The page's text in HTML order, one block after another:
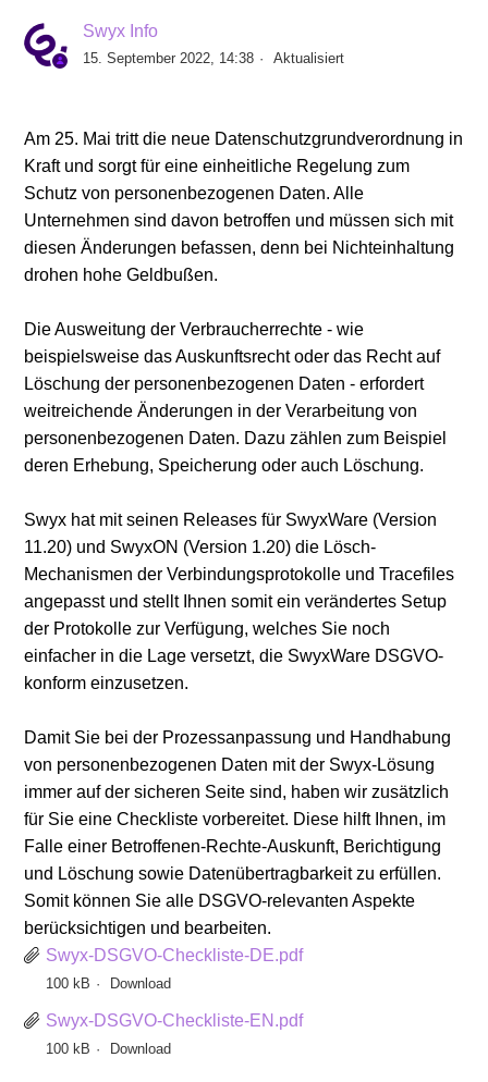
Swyx Info
15. September 2022, 14:38 Aktualisiert
Am 25. Mai tritt die neue Datenschutzgrundverordnung in
Kraft und sorgt für eine einheitliche Regelung zum
Schutz von personenbezogenen Daten. Alle
Unternehmen sind davon betroffen und müssen sich mit
diesen Änderungen befassen, denn bei Nichteinhaltung
drohen hohe Geldbußen.
Die Ausweitung der Verbraucherrechte - wie
beispielsweise das Auskunftsrecht oder das Recht auf
Löschung der personenbezogenen Daten - erfordert
weitreichende Änderungen in der Verarbeitung von
personenbezogenen Daten. Dazu zählen zum Beispiel
deren Erhebung, Speicherung oder auch Löschung.
Swyx hat mit seinen Releases für SwyxWare (Version
11.20) und SwyxON (Version 1.20) die Lösch-
Mechanismen der Verbindungsprotokolle und Tracefiles
angepasst und stellt Ihnen somit ein verändertes Setup
der Protokolle zur Verfügung, welches Sie noch
einfacher in die Lage versetzt, die SwyxWare DSGVO-
konform einzusetzen.
Damit Sie bei der Prozessanpassung und Handhabung
von personenbezogenen Daten mit der Swyx-Lösung
immer auf der sicheren Seite sind, haben wir zusätzlich
für Sie eine Checkliste vorbereitet. Diese hilft Ihnen, im
Falle einer Betroffenen-Rechte-Auskunft, Berichtigung
und Löschung sowie Datenübertragbarkeit zu erfüllen.
Somit können Sie alle DSGVO-relevanten Aspekte
berücksichtigen und bearbeiten.
Swyx-DSGVO-Checkliste-DE.pdf
100 kB Download
Swyx-DSGVO-Checkliste-EN.pdf
100 kB Download